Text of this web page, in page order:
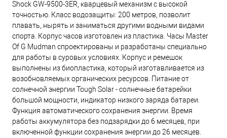
Shock GW-9500-3ER, кварцевый механизм с высокой
точностью. Класс водозащиты: 200 метров, позволит
плавать, нырять и заниматься другими водными видами
спорта. Корпус часов изготовлен из пластика. Часы Master
Of G Mudman спроектированы и разработаны специально
для работы в суровых условиях. Корпус и ремешок
выполнены из биопластика, который изготавливается из
возобновляемых органических ресурсов. Питание от
солнечной энергии Tough Solar - солнечные батарейки
большой мощности, индикатор низкого заряда батареи.
Функция автоматического сохранения энергии. Время
работы аккумулятора без подзарядки до 6 месяцев, при
включенной функции сохранения энергии до 26 месяцев.